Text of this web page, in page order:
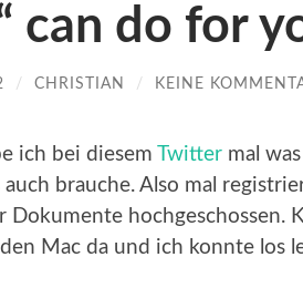
can do for
/ CHRISTIAN / KEINE
ich bei diesem Twitter mal
auch brauche. Also mal
Dokumente hochgeschossen.
Mac da und ich konnte los